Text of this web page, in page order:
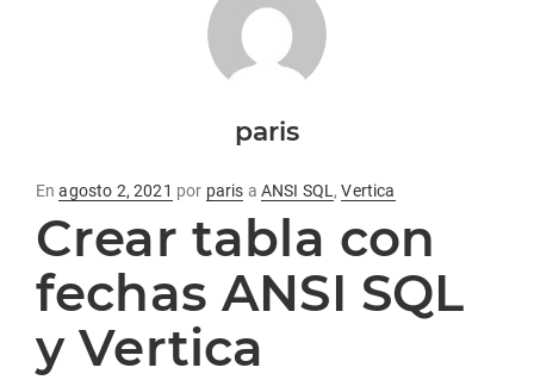
paris
EnPublicado
en
agosto 2, 2021 por paris a ANSI SQL ,Vertica
Crear tabla con
fechas ANSI SQL
y Vertica